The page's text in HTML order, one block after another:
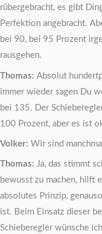
rübergebracht, es gibt
Perfektion angebracht.
bei 90, bei 95 Prozent
rausgehen.
Thomas: Absolut
immer wieder sagen Du
bei 135. Der
100 Prozent, aber es ist
Volker: Wir sind
Thomas: Ja, das stimmt
bewusst zu machen, hilft
absolutes Prinzip,
ist. Beim Einsatz dieser
Schieberegler wünsche